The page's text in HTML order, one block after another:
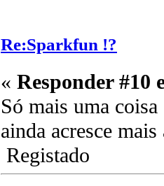
Re:Sparkfun !?
« Responder #10
Só mais uma
ainda acresce
Registado